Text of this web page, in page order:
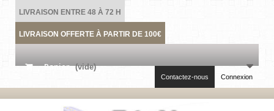
LIVRAISON ENTRE 48 À 72 H
LIVRAISON OFFERTE À PARTIR DE 100€
Panier (vide)
Connexion
Contactez-nous